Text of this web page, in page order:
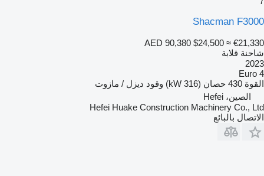
Shacman F3000
AED 90,380 $24,500 ≈ €21,330
شاحنة قلابة
2023
Euro 4
القوة 430 حصان (316 kW) وقود ديزل / مازوت
الصين، Hefei
Hefei Huake Construction Machinery Co., Ltd
الاتصال بالبائع